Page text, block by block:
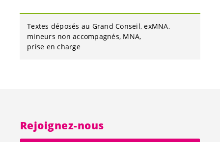
Textes déposés au Grand Conseil exMNA
mineurs non accompagnés MNA
prise en charge
Rejoignez-nous